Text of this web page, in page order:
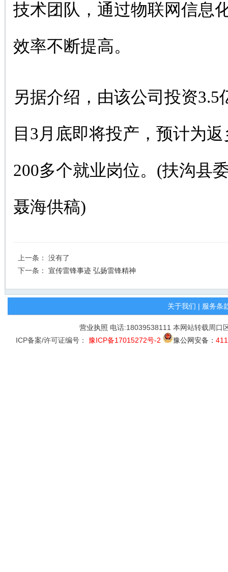
技术团队，通过物联网信息
效率不断提高。
另据介绍，由该公司投资3.5
目3月底即将投产，预计为
200多个就业岗位。(扶沟县
聂海供稿)
上一条： 没有了
下一条： 宣传雷锋事迹 弘扬雷锋精神
关于我们 | 服务条
营业执照 电话:18039538111 本网站转载周口
ICP备案/许可证编号：
豫ICP备17015272号-2 豫公网安备：